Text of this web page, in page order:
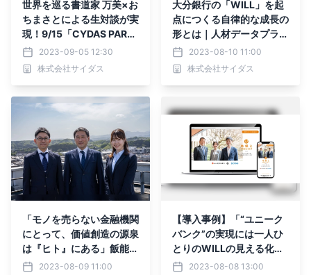
世界を巡る書道家 万美×お
ちまさとによる生対談が実
現！9/15「CYDAS PART
Y 2023」にて、ラジオ
『才能人』特別イベント開
催
2023-09-05 12:30
株式会社サイダス
大分銀行の「WILL」を起
点につくる自律的な成長の
形とは｜人材データプラッ
トフォーム「サイダスピー
プル」導入事例を公開
2023-08-10 11:00
株式会社サイダス
「モノを売らない金融機関
にとって、価値創造の源泉
は『ヒト』にある」飯能信
用金庫のCYDAS PEOPLE
2023-08-09 11:00
【導入事例】「“ユニーク
バンク”の実現には一人ひ
とりのWILLの見える化が
必要だった」北日本銀行の
2023-08-08 13:00